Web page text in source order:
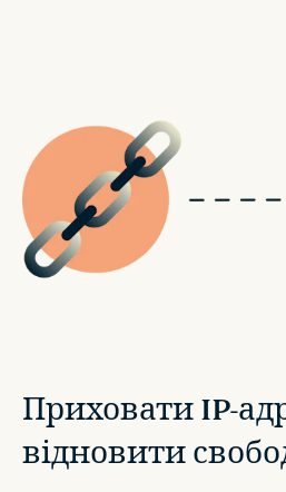
Приховати IP-
відновити